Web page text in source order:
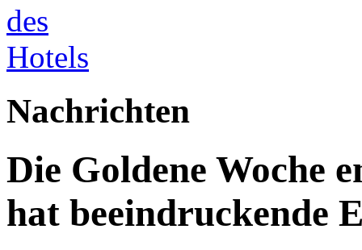
Nachrichten
Die Goldene Woche
hat beeindruckende